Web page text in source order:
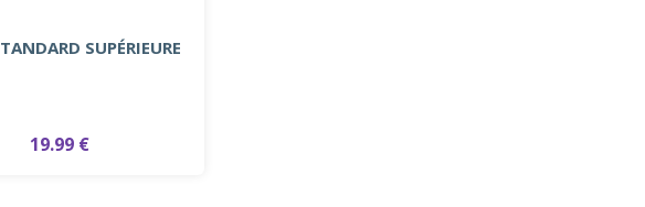
SUPÉRIEURE
19.99 €